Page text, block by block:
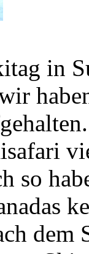
in
so